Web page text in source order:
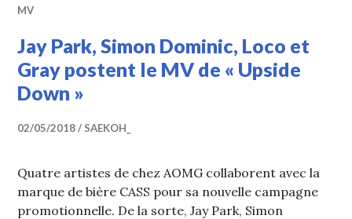
MV
Jay Park, Simon Dominic, Loco et
Gray postent le MV de « Upside
Down »
02/05/2018 SAEKOH_
Quatre artistes de chez AOMG collaborent avec la
marque de bière CASS pour sa nouvelle campagne
promotionnelle. De la sorte, Jay Park, Simon